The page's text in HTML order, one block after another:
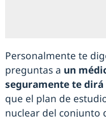
Personalmente te
preguntas a un
seguramente te dirá
que el plan de
nuclear del conjunto